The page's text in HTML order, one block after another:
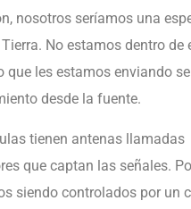
nosotros seríamos una
Tierra. No estamos dentro de
que les estamos enviando
desde la fuente.
tienen antenas llamadas
que captan las señales.
siendo controlados por un